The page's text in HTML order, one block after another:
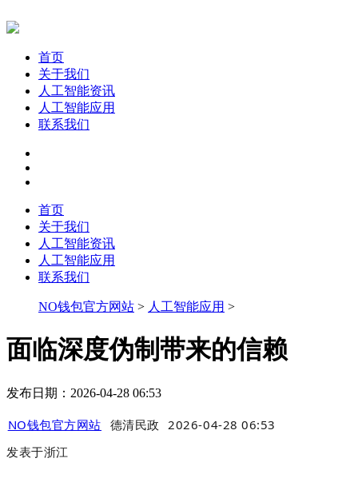
首页
关于我们
人工智能资讯
人工智能应用
联系我们
首页
关于我们
人工智能资讯
人工智能应用
联系我们
NO钱包官方网站 > 人工智能应用 >
面临深度伪制带来的信赖
发布日期：2026-04-28 06:53
NO钱包官方网站 德清民政
2026-04-28 06:53
发表于浙江